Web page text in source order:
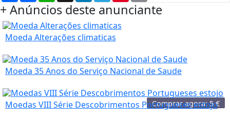
+ Anúncios deste anunciante
Moeda Alterações climaticas
Comprar agora:5 €
Moeda 35 Anos do Serviço Nacional de Saude
Moedas VIII Série Descobrimentos Portugueses estojo